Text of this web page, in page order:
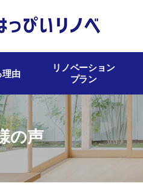
理由
リノベーション
プラン
の声